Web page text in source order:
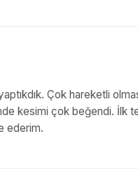
Çok hareketli
kesimi çok beğendi. İlk
ederim.